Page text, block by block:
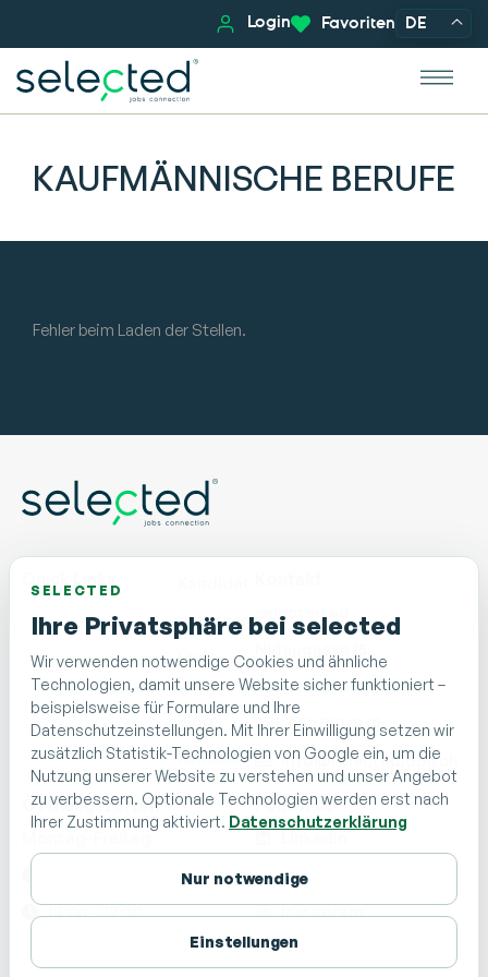
Login Favoriten DE
KAUFMÄNNISCHE BERUFE
Fehler beim Laden der Stellen.
Unternehmen
Über
Uns
Blog
Kontakt
selected ag
CH - 2502 Biel/Bienne
Tel. 032 510 01 01
info@selectedjobs.ch
Öffnungszeiten
13:00 – 17:30
Follow us
Facebook
Instagram
TikTok
SELECTED
Ihre Privatsphäre bei selected
Wir verwenden notwendige Cookies und ähnliche
Technologien, damit unsere Website sicher funktioniert –
beispielsweise für Formulare und Ihre
Datenschutzeinstellungen. Mit Ihrer Einwilligung setzen wir
zusätzlich Statistik-Technologien von Google ein, um die
Nutzung unserer Website zu verstehen und unser Angebot
zu verbessern. Optionale Technologien werden erst nach
Ihrer Zustimmung aktiviert. Datenschutzerklärung
Nur notwendige
Einstellungen